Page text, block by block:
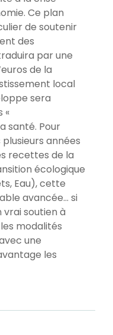
Ce plan
de soutenir
des
par une
de la
local
sera
«
santé. Pour
plusieurs années
recettes de la
écologique
Eau), cette
avancée… si
vrai soutien à
modalités
une
les